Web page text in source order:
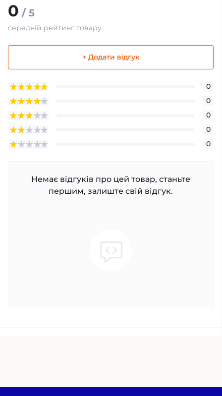
0 / 5
середній рейтинг товару
+ Додати відгук
0
0
0
0
0
Немає відгуків про цей товар, станьте
першим, залиште свій відгук.